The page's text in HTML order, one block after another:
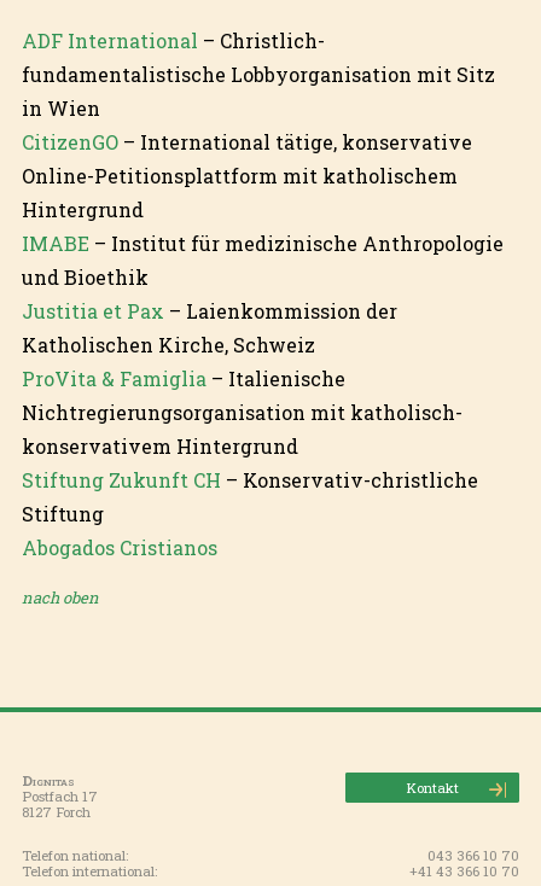
ADF International – Christlich-
fundamentalistische Lobbyorganisation mit Sitz
in Wien
CitizenGO– International tätige, konservative
Online-Petitionsplattform mit katholischem
Hintergrund
IMABE – Institut für medizinische Anthropologie
und Bioethik
Justitia et Pax – Laienkommission der
Katholischen Kirche, Schweiz
ProVita & Famiglia– Italienische
Nichtregierungsorganisation mit katholisch-
konservativem Hintergrund
Stiftung Zukunft CH – Konservativ-christliche
Stiftung
Abogados Cristianos
nach oben
Dignitas
Postfach 17
8127 Forch
Kontakt
Telefon national:
043 366 10 70
Telefon international:
+41 43 366 10 70